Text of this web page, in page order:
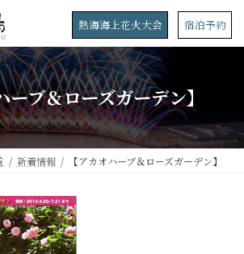
熱海海上花火大会 宿泊予約
ーブ＆ローズガーデン】
新着情報 【アカオハーブ＆ローズガーデン】